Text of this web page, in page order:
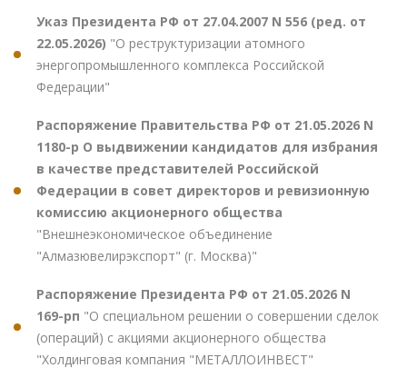
Указ Президента РФ от 27.04.2007 N 556 (ред. от
22.05.2026) "О реструктуризации атомного
энергопромышленного комплекса Российской
Федерации"
Распоряжение Правительства РФ от 21.05.2026 N
1180-р О выдвижении кандидатов для избрания
в качестве представителей Российской
Федерации в совет директоров и ревизионную
комиссию акционерного общества
"Внешнеэкономическое объединение
"Алмазювелирэкспорт" (г. Москва)"
Распоряжение Президента РФ от 21.05.2026 N
169-рп "О специальном решении о совершении сделок
(операций) с акциями акционерного общества
"Холдинговая компания "МЕТАЛЛОИНВЕСТ"